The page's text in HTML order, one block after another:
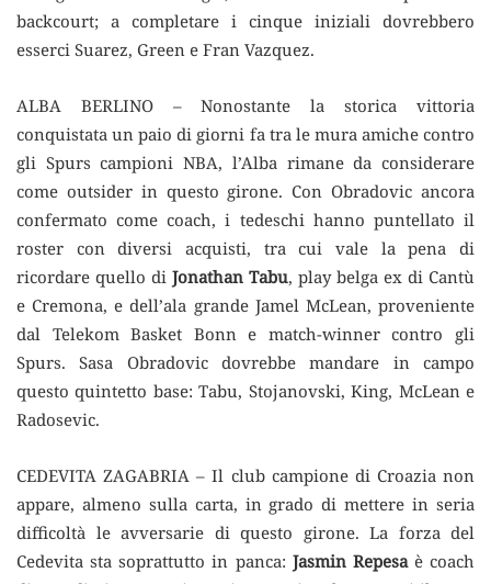
backcourt; a completare i cinque iniziali dovrebbero
esserci Suarez, Green e Fran Vazquez.
ALBA BERLINO – Nonostante la storica vittoria
conquistata un paio di giorni fa tra le mura amiche contro
gli Spurs campioni NBA, l’Alba rimane da considerare
come outsider in questo girone. Con Obradovic ancora
confermato come coach, i tedeschi hanno puntellato il
roster con diversi acquisti, tra cui vale la pena di
ricordare quello di Jonathan Tabu, play belga ex di Cantù
e Cremona, e dell’ala grande Jamel McLean, proveniente
dal Telekom Basket Bonn e match-winner contro gli
Spurs. Sasa Obradovic dovrebbe mandare in campo
questo quintetto base: Tabu, Stojanovski, King, McLean e
Radosevic.
CEDEVITA ZAGABRIA – Il club campione di Croazia non
appare, almeno sulla carta, in grado di mettere in seria
difficoltà le avversarie di questo girone. La forza del
Cedevita sta soprattutto in panca: Jasmin Repesa è coach